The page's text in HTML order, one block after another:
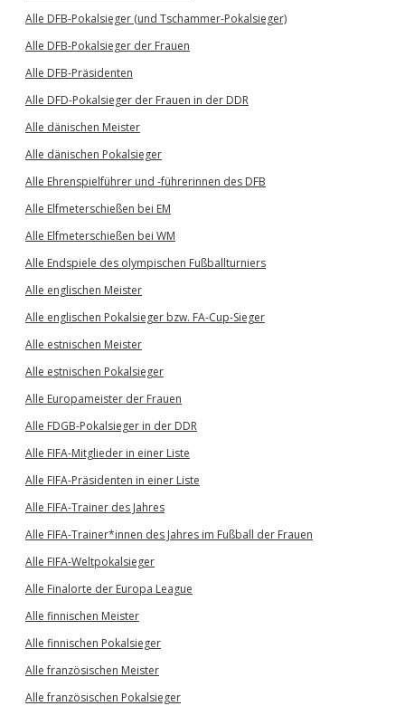
Alle DFB-Pokalsieger (und Tschammer-Pokalsieger)
Alle DFB-Pokalsieger der Frauen
Alle DFB-Präsidenten
Alle DFD-Pokalsieger der Frauen in der DDR
Alle dänischen Meister
Alle dänischen Pokalsieger
Alle Ehrenspielführer und -führerinnen des DFB
Alle Elfmeterschießen bei EM
Alle Elfmeterschießen bei WM
Alle Endspiele des olympischen Fußballturniers
Alle englischen Meister
Alle englischen Pokalsieger bzw. FA-Cup-Sieger
Alle estnischen Meister
Alle estnischen Pokalsieger
Alle Europameister der Frauen
Alle FDGB-Pokalsieger in der DDR
Alle FIFA-Mitglieder in einer Liste
Alle FIFA-Präsidenten in einer Liste
Alle FIFA-Trainer des Jahres
Alle FIFA-Trainer*innen des Jahres im Fußball der Frauen
Alle FIFA-Weltpokalsieger
Alle Finalorte der Europa League
Alle finnischen Meister
Alle finnischen Pokalsieger
Alle französischen Meister
Alle französischen Pokalsieger